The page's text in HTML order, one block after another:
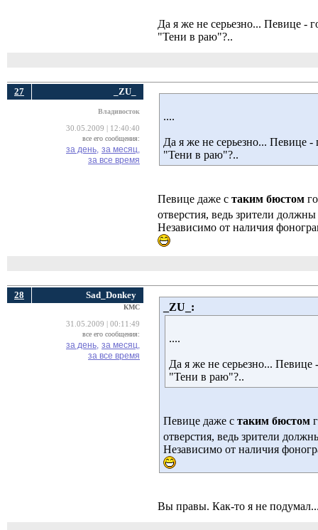
Да я же не серьезно... Певице -
"Тени в раю"?..
27 _ZU_
Владивосток
30.05.2009 | 12:40:40
все его сообщения:
за день, за месяц,
за все время
....
Да я же не серьезно... Певице -
"Тени в раю"?..
Певице даже с таким бюстом
отверстия, ведь зрители
Независимо от наличия
28 Sad_Donkey
КМС
31.05.2009 | 00:11:49
все его сообщения:
за день, за месяц,
за все время
_ZU_:
....
Да я же не серьезно... Певице
"Тени в раю"?..
Певице даже с таким бюстом
отверстия, ведь зрители
Независимо от наличия
Вы правы. Как-то я не